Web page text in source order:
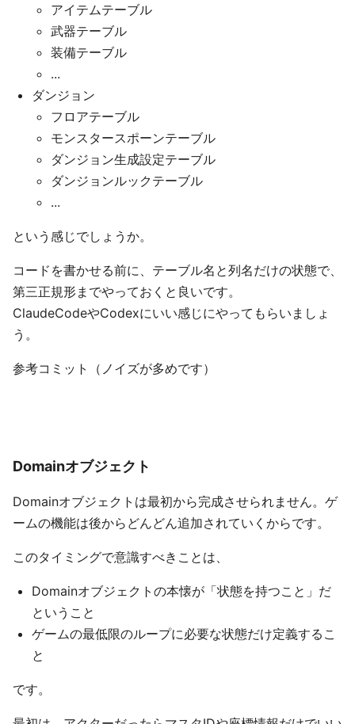
アイテムテーブル
武器テーブル
装備テーブル
...
ダンジョン
フロアテーブル
モンスタースポーンテーブル
ダンジョン生成設定テーブル
ダンジョンルックテーブル
...
という感じでしょうか。
コードを書かせる前に、テーブル名と列名だけの状態で、
第三正規形までやっておくと良いです。
ClaudeCodeやCodexにいい感じにやってもらいましょ
う。
参考コミット（ノイズが多めです）
Domainオブジェクト
Domainオブジェクトは最初から完成させられません。ゲ
ームの機能は後からどんどん追加されていくからです。
このタイミングで意識すべきことは、
Domainオブジェクトの本懐が「状態を持つこと」だ
ということ
ゲームの最低限のループに必要な状態だけ定義するこ
と
です。